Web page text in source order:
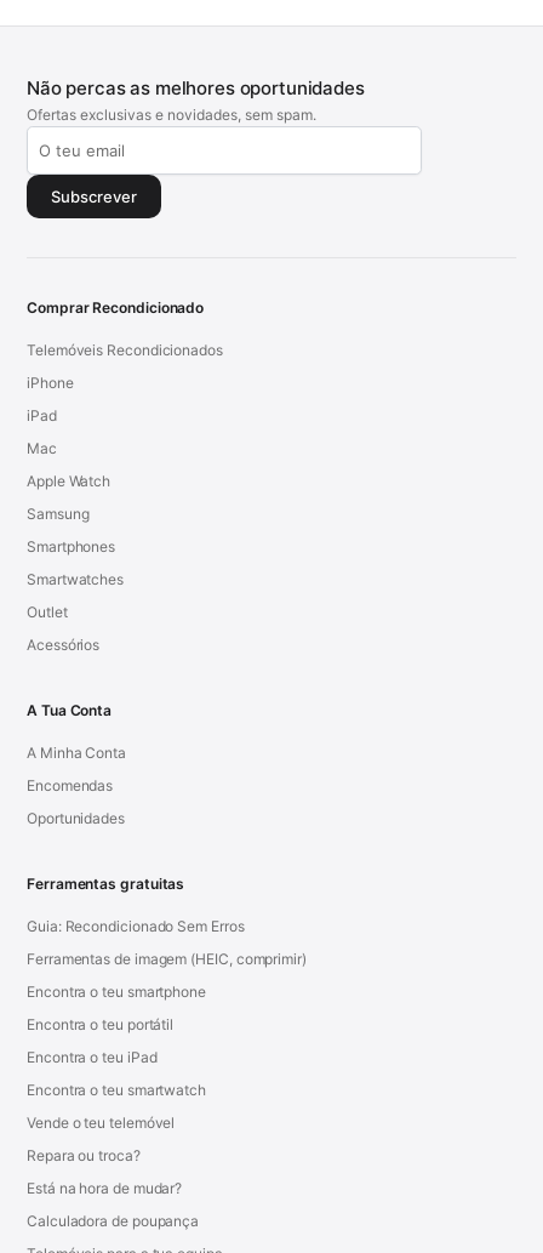
Não percas as melhores oportunidades
Ofertas exclusivas e novidades, sem spam.
Subscrever
Comprar Recondicionado
Telemóveis Recondicionados
iPhone
iPad
Mac
Apple Watch
Samsung
Smartphones
Smartwatches
Outlet
Acessórios
A Tua Conta
A Minha Conta
Encomendas
Oportunidades
Ferramentas gratuitas
Guia: Recondicionado Sem Erros
Ferramentas de imagem (HEIC, comprimir)
Encontra o teu smartphone
Encontra o teu portátil
Encontra o teu iPad
Encontra o teu smartwatch
Vende o teu telemóvel
Repara ou troca?
Está na hora de mudar?
Calculadora de poupança